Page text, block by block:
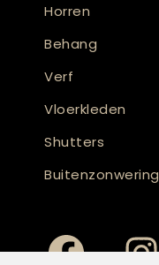
Horren
Behang
Verf
Vloerkleden
Shutters
Buitenzonwering